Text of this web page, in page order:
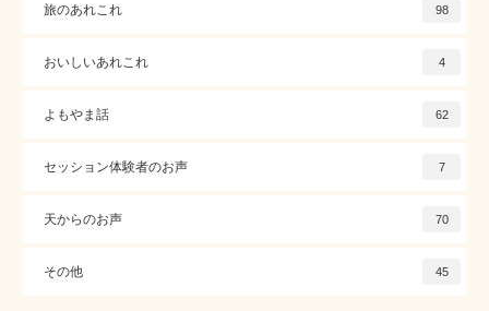
旅のあれこれ 98
おいしいあれこれ 4
よもやま話 62
セッション体験者のお声 7
天からのお声 70
その他 45